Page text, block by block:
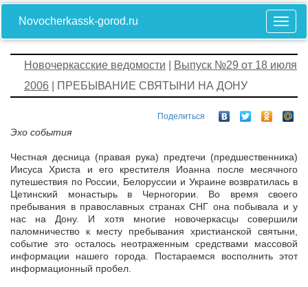
Novocherkassk-gorod.ru
Новочеркасские ведомости
Выпуск №29 от 18 июля
2006 | ПРЕБЫВАНИЕ СВЯТЫНИ НА ДОНУ
Поделиться
Эхо события
Честная десница (правая рука) предтечи (предшественника)
Иисуса Христа и его крестителя Иоанна после месячного
путешествия по России, Белоруссии и Украине возвратилась в
Цетинский монастырь в Черногории. Во время своего
пребывания в православных странах СНГ она побывала и у
нас на Дону. И хотя многие новочеркасцы совершили
паломничество к месту пребывания христианской святыни,
событие это осталось неотраженным средствами массовой
информации нашего города. Постараемся восполнить этот
информационный пробел.